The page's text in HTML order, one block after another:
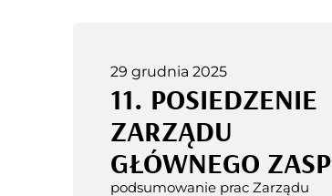
29 grudnia 2025
11. POSIEDZENIE
ZARZĄDU
GŁÓWNEGO ZASP
podsumowanie prac Zarządu